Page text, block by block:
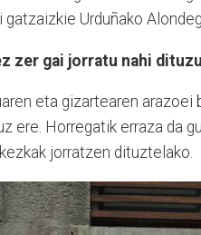
gatzaizkie Urduñako
zer gai jorratu nahi
eta gizartearen
ere. Horregatik erraza da
jorratzen dituztelako.